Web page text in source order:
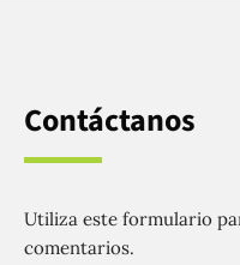
Contáctanos
Utiliza este formulario
comentarios.